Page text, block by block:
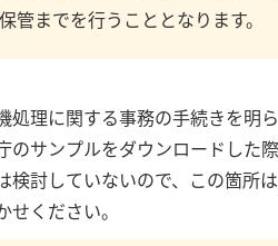
管までを行うこととなります。
処理に関する事務の手続きを
のサンプルをダウンロードした
検討していないので、この箇所
せください。